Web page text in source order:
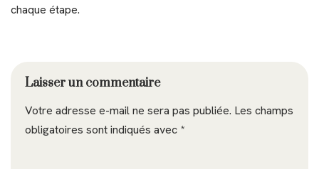
chaque étape.
Laisser un commentaire
Votre adresse e-mail ne sera pas publiée. Les champs
obligatoires sont indiqués avec *